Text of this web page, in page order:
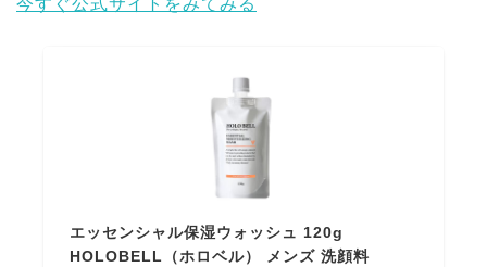
今すぐ公式サイトをみてみる
エッセンシャル保湿ウォッシュ 120g
HOLOBELL（ホロベル） メンズ 洗顔料